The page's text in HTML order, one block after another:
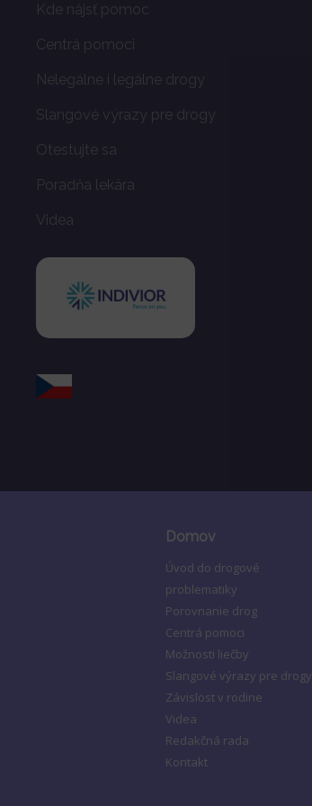
Kde nájsť pomoc
Centrá pomoci
Nelegálne i legálne drogy
Slangové výrazy pre drogy
Otestujte sa
Poradňa lekára
Videa
Domov
Úvod do drogové
problematiky
Porovnanie drog
Centrá pomoci
Možnosti liečby
Slangové výrazy pre drogy
Závislost v rodine
Videa
Redakčná rada
Kontakt